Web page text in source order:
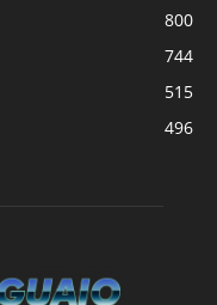
800
744
515
496